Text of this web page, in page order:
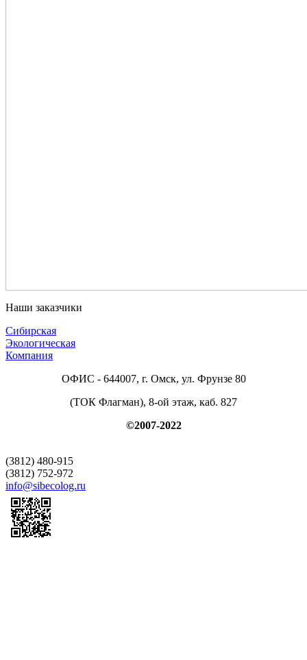
Наши заказчики
Сибирская
Экологическая
Компания
ОФИС - 644007, г. Омск, ул. Фрунзе 80
(ТОК Флагман), 8-ой этаж, каб. 827
©2007-2022
(3812) 480-915
(3812) 752-972
info@sibecolog.ru